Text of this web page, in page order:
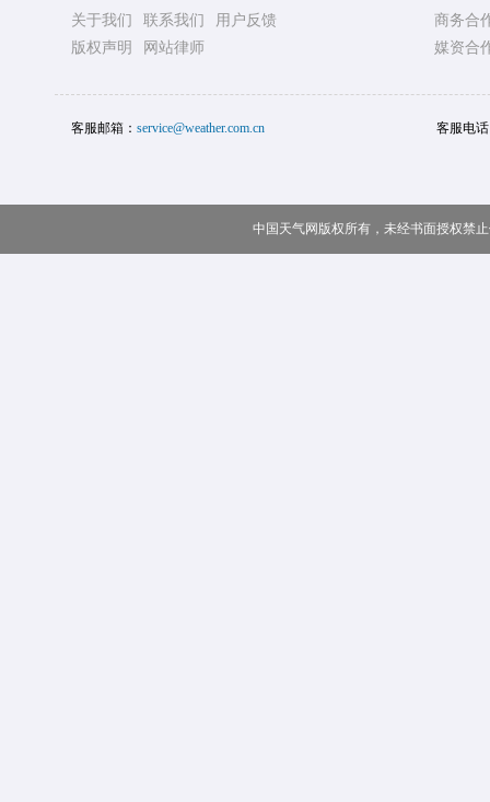
关于我们 联系我们
用户反馈
版权声明
网站律师
商务合
媒资合
客服邮箱： service@weather.com.cn 客服电
中国天气网版权所有，未经书面授权